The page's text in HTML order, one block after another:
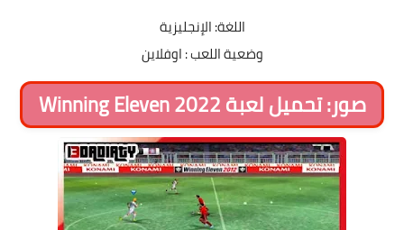
اللغة: الإنجليزية
وضعية اللعب : اوفلاين
صور: تحميل لعبة Winning Eleven 2022